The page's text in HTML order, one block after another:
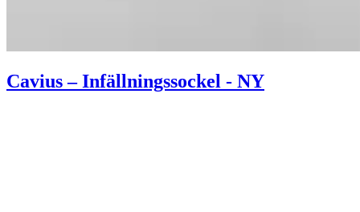
Cavius – Infällningssockel - NY